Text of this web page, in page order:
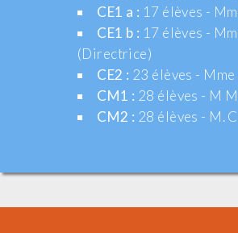
CE1 a : 17 élèves -
CE1 b : 17 élèves -
(Directrice)
CE2 : 23 élèves -
CM1 : 28 élèves - M
CM2 : 28 élèves - M.